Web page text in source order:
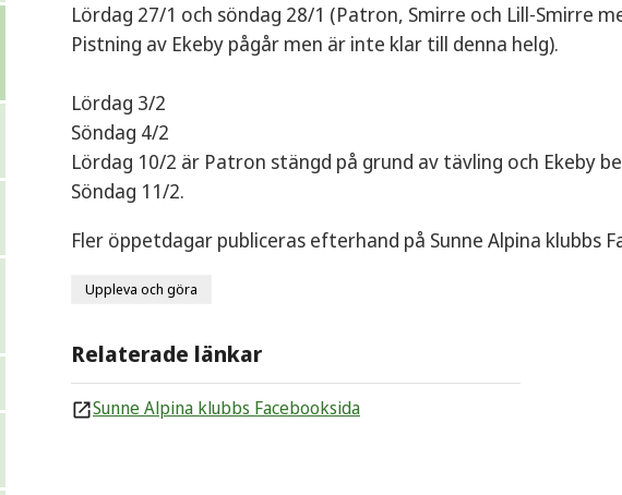
Lördag 27/1 och söndag 28/1 (Patron, Smirre och Lill-Smirre
Pistning av Ekeby pågår men är inte klar till denna helg).
Lördag 3/2
Söndag 4/2
Lördag 10/2 är Patron stängd på grund av tävling och Ekeby
Söndag 11/2.
Fler öppetdagar publiceras efterhand på Sunne Alpina klubbs
Uppleva och göra
Relaterade länkar
Sunne Alpina klubbs Facebooksida